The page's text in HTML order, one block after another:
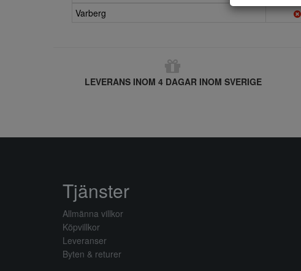
Varberg
LEVERANS INOM 4 DAGAR INOM SVERIGE
Tjänster
Allmänna villkor
Köpvillkor
Leveranser
Byten & returer